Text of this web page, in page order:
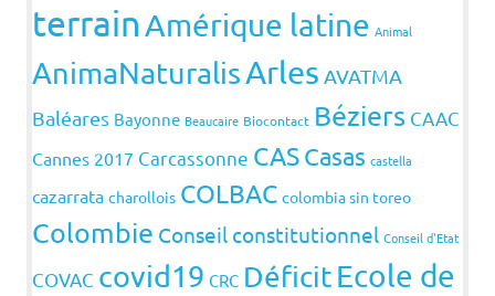
terrainAmérique latine Animal
AnimaNaturalisArles AVATMA
Baléares Bayonne Beaucaire Biocontact Béziers CAAC
Cannes 2017 Carcassonne CASCasas castella
cazarrata charollois COLBAC colombia sin toreo
Colombie Conseil constitutionnel Conseil d'Etat
COVAC covid19 CRC DéficitEcole de